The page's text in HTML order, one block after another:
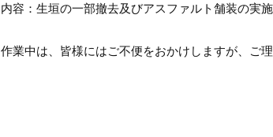
内容：生垣の一部撤去及びアスファルト舗装の実施
作業中は、皆様にはご不便をおかけしますが、ご